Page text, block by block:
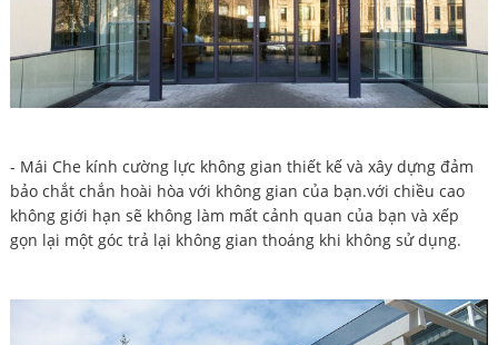
- Mái Che kính cường lực không gian thiết kế và xây dựng đảm
bảo chắt chắn hoài hòa với không gian của bạn.với chiều cao
không giới hạn sẽ không làm mất cảnh quan của bạn và xếp
gọn lại một góc trả lại không gian thoáng khi không sử dụng.